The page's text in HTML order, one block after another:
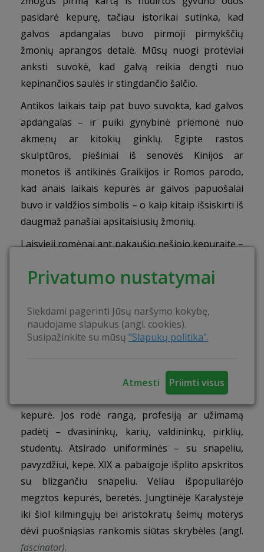
Privatumo nustatymai
Siekdami pagerinti Jūsų naršymo kokybę,
naudojame slapukus (angl. cookies).
Susipažinkite su mūsų "Slapukų politika".
Atmesti Priimti visus
pasidarė kepurę, tačiau istorikai sutinka, kad
galvos apdangalas buvo pirmoji pirmykščių
žmonių aprangos detalė. Mūsų nuogi protėviai
anksti suvokė, kad galvą reikia dengti nuo
kepinančios saulės ir stingdančio šalčio.
Antikos laikais taip pat buvo suvokta, kad galvos
apdangalas – ir puiki gynybinė priemonė nuo
akmenų ar kitokių ginklų. Egipte rastos
skulptūros, piešiniai iš senovės Kinijos ar
monetos iš antikinės Graikijos ir Romos parodo,
kad anais laikais kepurės ar galvos papuošalai
buvo ir valdžios simbolis – o kaip kitaip išsiskirti iš
daugmaž panašiai apsitaisiusių žmonių.
Laisvieji romėnai ant pakaušio nešiojo kepuraitę –
įteikiama labai iškilmingai, nes tai buvo tikrojo
romėnišku pasisveikinimu „servus“ (reiškiančiu
„esu tavo tarnas“) ir kilo tradicija nusiimti kepurę
kalbantis su aukštesnio socialinio rango asmeniu.
keistas – manyta, kad kuo turtingesnis ar
kilmingesnis žmogus, tuo aukštesnė turi būti jo
kepurė. Jos rodė rangą, profesiją ar užimamą
padėtį – dvasininkų, karių, valdininkų, pirklių,
studentų. Atsirado uniforminės – su snapeliu,
pavyzdžiui, kepė. XIX a. pabaigoje išplito apskritos
su blizgančiu snapeliu. Vėliau išpopuliarėjo
megztos kepurės, beretės. Jungtinėje Karalystėje
iki šiol kilmingųjų bei aristokratų šeimų moterys
dėvi puošniąsias rankomis siūtas skrybėles (angl.
fascinator).